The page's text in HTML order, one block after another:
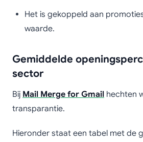
Het is gekoppeld aan
waarde.
Gemiddelde
sector
Bij Mail Merge for Gmail hechten
transparantie.
Hieronder staat een tabel met de